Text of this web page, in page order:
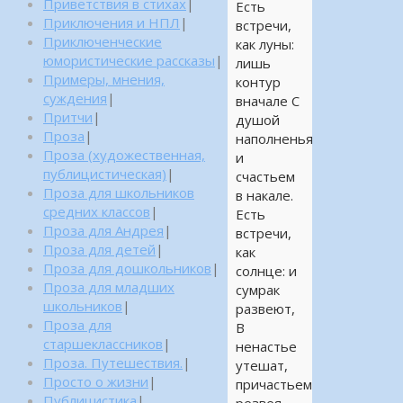
Есть
встречи,
как луны:
лишь
контур
вначале С
душой
наполненья
и
счастьем
в накале.
Есть
встречи,
как
солнце: и
сумрак
развеют,
В
ненастье
утешат,
причастьем
Приветствия в стихах
Приключения и НПЛ |
Приключенческие
юмористические рассказы |
Примеры, мнения,
суждения |
Притчи |
Проза |
Проза (художественная,
публицистическая) |
Проза для школьников
средних классов |
Проза для Андрея |
Проза для детей |
Проза для дошкольников |
Проза для младших
школьников |
Проза для
старшеклассников |
Проза. Путешествия. |
Просто о жизни |